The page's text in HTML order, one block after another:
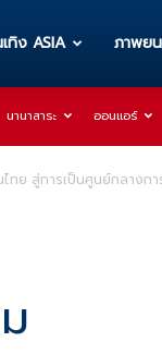
ทิง ASIA ภาพย
นานาสาระ ออนแอร์
ทย สู่การเป็นศูนย์กลางก